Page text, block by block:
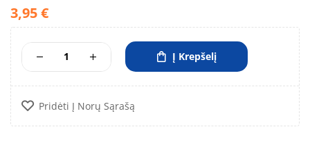
3,95€
Į Krepšelį
Pridėti Į Norų Sąrašą